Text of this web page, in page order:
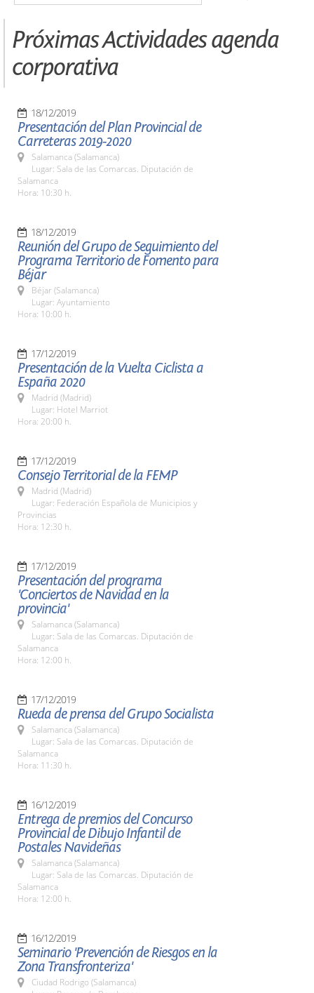
Próximas Actividades agenda
corporativa
18/12/2019
Presentación del Plan Provincial de
Carreteras 2019-2020
Salamanca (Salamanca)
Lugar: Sala de las Comarcas. Diputación de
Salamanca
Hora: 10:30 h.
18/12/2019
Reunión del Grupo de Seguimiento del
Programa Territorio de Fomento para
Béjar
Béjar (Salamanca)
Lugar: Ayuntamiento
Hora: 10:00 h.
17/12/2019
Presentación de la Vuelta Ciclista a
España 2020
Madrid (Madrid)
Lugar: Hotel Marriot
Hora: 20:00 h.
17/12/2019
Consejo Territorial de la FEMP
Madrid (Madrid)
Lugar: Federación Española de Municipios y
Provincias
Hora: 12:30 h.
17/12/2019
Presentación del programa
'Conciertos de Navidad en la
provincia'
Salamanca (Salamanca)
Lugar: Sala de las Comarcas. Diputación de
Salamanca
Hora: 12:00 h.
17/12/2019
Rueda de prensa del Grupo Socialista
Salamanca (Salamanca)
Lugar: Sala de las Comarcas. Diputación de
Salamanca
Hora: 11:30 h.
16/12/2019
Entrega de premios del Concurso
Provincial de Dibujo Infantil de
Postales Navideñas
Salamanca (Salamanca)
Lugar: Sala de las Comarcas. Diputación de
Salamanca
Hora: 12:00 h.
16/12/2019
Seminario 'Prevención de Riesgos en la
Zona Transfronteriza'
Ciudad Rodrigo (Salamanca)